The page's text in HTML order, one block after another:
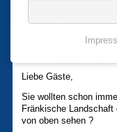
Liebe Gäste,
Sie wollten schon
Fränkische Landschaft
von oben sehen ?
2005